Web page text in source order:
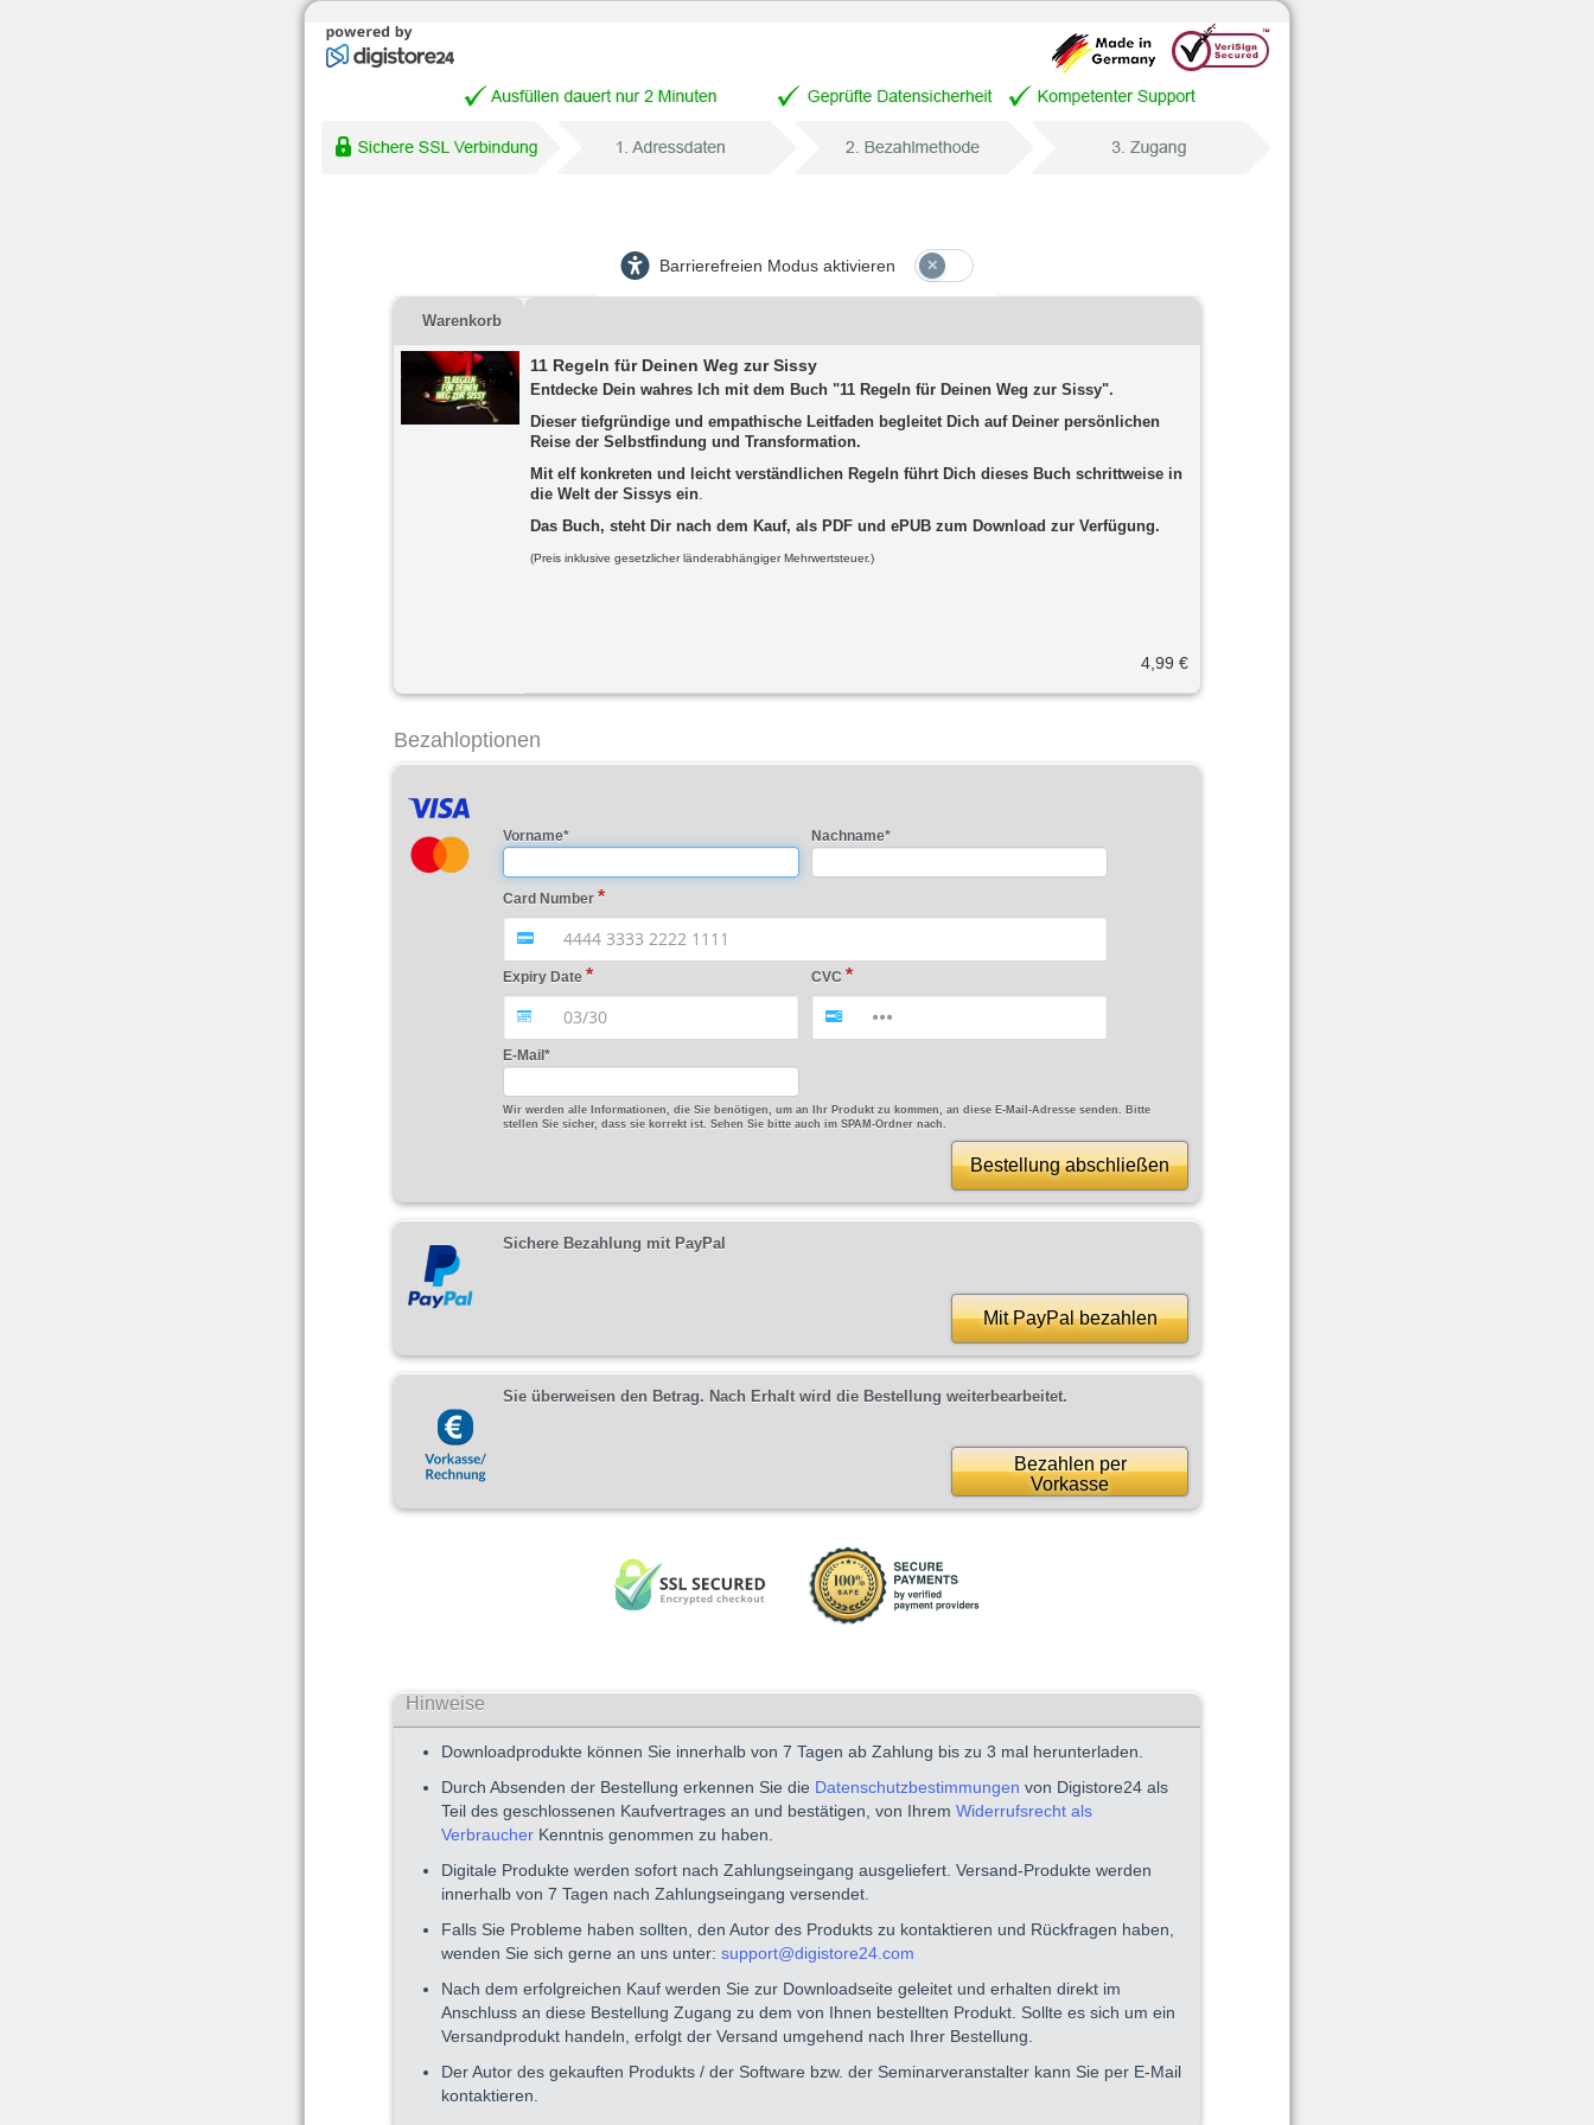
Barrierefreien Modus aktivieren
Warenkorb
11 Regeln für Deinen Weg zur Sissy
Entdecke Dein wahres Ich mit dem Buch "11 Regeln für Deinen Weg zur Sissy".
Dieser tiefgründige und empathische Leitfaden begleitet Dich auf Deiner persönlichen
Reise der Selbstfindung und Transformation.
Mit elf konkreten und leicht verständlichen Regeln führt Dich dieses Buch schrittweise in
die Welt der Sissys ein.
Das Buch, steht Dir nach dem Kauf, als PDF und ePUB zum Download zur Verfügung.
(Preis inklusive gesetzlicher länderabhängiger Mehrwertsteuer.)
4,99 €
Bezahloptionen
Vorname* Nachname*
Card Number
Expiry Date CVC
E-Mail*
Wir werden alle Informationen, die Sie benötigen, um an Ihr Produkt zu kommen, an diese E-Mail-Adresse senden. Bitte
stellen Sie sicher, dass sie korrekt ist. Sehen Sie bitte auch im SPAM-Ordner nach.
Bestellung abschließen
Sichere Bezahlung mit PayPal
Mit PayPal bezahlen
Sie überweisen den Betrag. Nach Erhalt wird die Bestellung weiterbearbeitet.
Bezahlen per
Vorkasse
Hinweise
Downloadprodukte können Sie innerhalb von 7 Tagen ab Zahlung bis zu 3 mal herunterladen.
Durch Absenden der Bestellung erkennen Sie die Datenschutzbestimmungen von Digistore24 als
Teil des geschlossenen Kaufvertrages an und bestätigen, von Ihrem Widerrufsrecht als
Verbraucher Kenntnis genommen zu haben.
Digitale Produkte werden sofort nach Zahlungseingang ausgeliefert. Versand-Produkte werden
innerhalb von 7 Tagen nach Zahlungseingang versendet.
Falls Sie Probleme haben sollten, den Autor des Produkts zu kontaktieren und Rückfragen haben,
wenden Sie sich gerne an uns unter: support@digistore24.com
Nach dem erfolgreichen Kauf werden Sie zur Downloadseite geleitet und erhalten direkt im
Anschluss an diese Bestellung Zugang zu dem von Ihnen bestellten Produkt. Sollte es sich um ein
Versandprodukt handeln, erfolgt der Versand umgehend nach Ihrer Bestellung.
Der Autor des gekauften Produkts / der Software bzw. der Seminarveranstalter kann Sie per E-Mail
kontaktieren.